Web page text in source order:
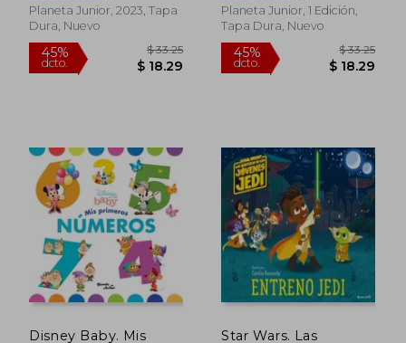
Planeta Junior, 2023, Tapa
Dura, Nuevo
Planeta Junior, 1 Edición,
Tapa Dura, Nuevo
Disney Baby. Mis
Star Wars. Las